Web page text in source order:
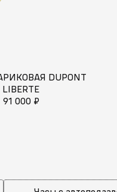
DUPONT
LIBERTE
91 000 ₽